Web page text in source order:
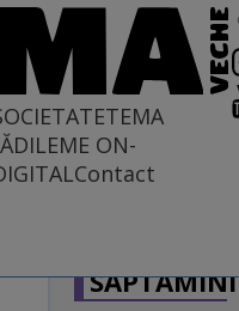
TEMA
DILEME ON-
Contact